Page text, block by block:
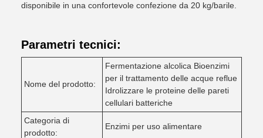
disponibile in una confortevole confezione da 20 kg/barile.
Parametri tecnici:
Nome del prodotto:
Fermentazione alcolica Bioenzimi
per il trattamento delle acque reflue
Idrolizzare le proteine delle pareti
cellulari batteriche
Categoria di
prodotto:
Enzimi per uso alimentare